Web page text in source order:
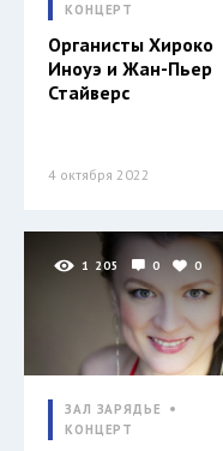
КОНЦЕРТ
Органисты Хироко
Иноуэ и Жан-Пьер
Стайверс
4 октября 2022
1 205 0 0
ЗАЛ ЗАРЯДЬЕ
КОНЦЕРТ